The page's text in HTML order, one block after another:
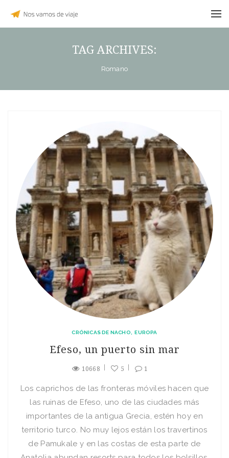
TAG ARCHIVES:
Romano
CRÓNICAS DE NACHO EUROPA
Efeso, un puerto sin mar
10668 5 1
Los caprichos de las fronteras móviles hacen que
las ruinas de Efeso, uno de las ciudades más
importantes de la antigua Grecia, estén hoy en
territorio turco. No muy lejos están los travertinos
de Pamukale y en las costas de esta parte de